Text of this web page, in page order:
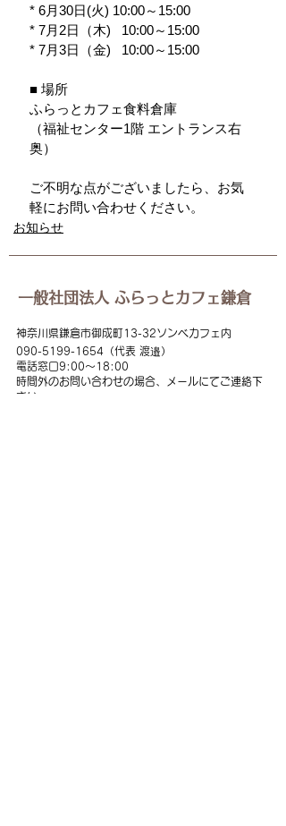
* 6月30日(火) 10:00～15:00
* 7月2日（木)   10:00～15:00
* 7月3日（金)   10:00～15:00
■ 場所
ふらっとカフェ食料倉庫
（福祉センター1階 エントランス右
奥）
ご不明な点がございましたら、お気
軽にお問い合わせください。
お知らせ
一般社団法人 ふらっとカフェ鎌倉
神奈川県鎌倉市御成町13-32ソンベカフェ内
090-5199-1654（代表 渡邉）
電話窓口 9:00～18:00
時間外のお問い合わせの場合、メールにてご連絡下
さい